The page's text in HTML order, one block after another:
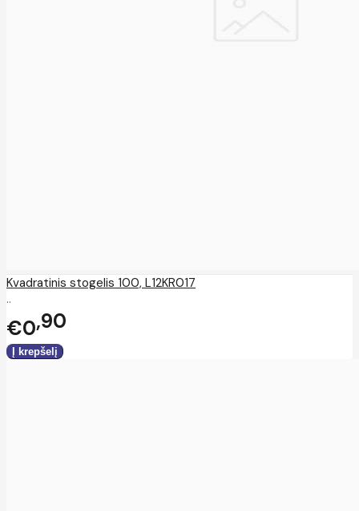
Kvadratinis stogelis 100, L12KR017
..
€0 90